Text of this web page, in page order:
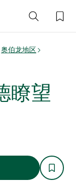
奥伯龙地区
瞭望